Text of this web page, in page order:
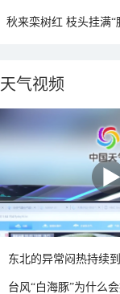
秋来栾树红 枝头挂满“
天气视频
东北的异常闷热持续
台风“白海豚”为什么